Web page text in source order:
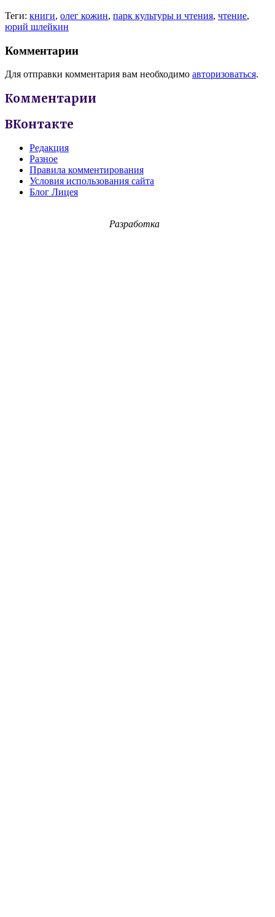
Теги: книги, олег кожин, парк культуры и чтения, чтение,
юрий шлейкин
Комментарии
Для отправки комментария вам необходимо авторизоваться.
Комментарии
ВКонтакте
Редакция
Разное
Правила комментирования
Условия использования сайта
Блог Лицея
Разработка